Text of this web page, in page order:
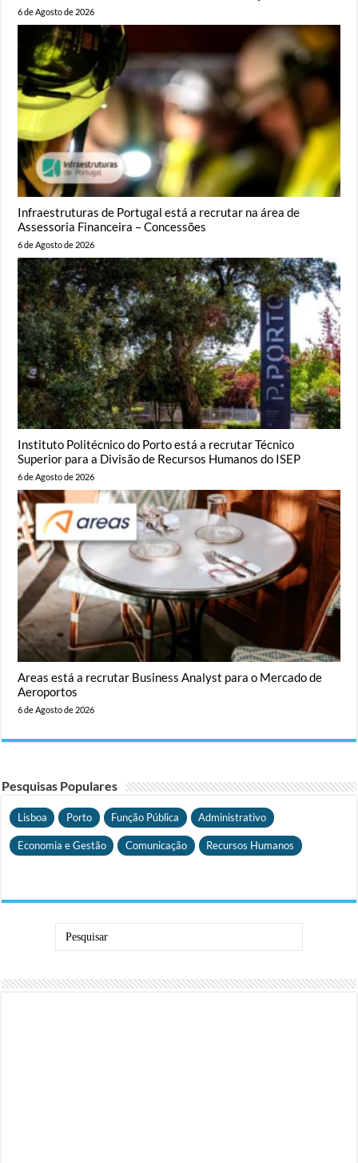
6 de Agosto de 2026
Infraestruturas de Portugal está a recrutar na área de
Assessoria Financeira – Concessões
6 de Agosto de 2026
Instituto Politécnico do Porto está a recrutar Técnico
Superior para a Divisão de Recursos Humanos do ISEP
6 de Agosto de 2026
Areas está a recrutar Business Analyst para o Mercado de
Aeroportos
6 de Agosto de 2026
Pesquisas Populares
Lisboa Porto Função Pública Administrativo
Economia e Gestão Comunicação Recursos Humanos